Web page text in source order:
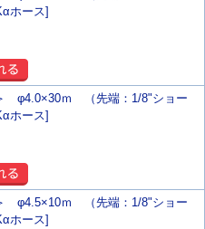
ホース]
φ4.0×30ｍ （先端：1/8"ショー
ホース]
φ4.5×10ｍ （先端：1/8"ショー
ホース]